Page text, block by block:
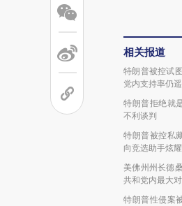
相关报道
特朗普被控试
党内支持率仍
特朗普拒绝就
不利谈判
特朗普被控私
向竞选助手炫
美佛州州长德
共和党内最大
特朗普性侵案